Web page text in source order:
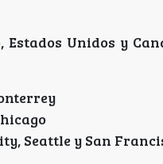
Unidos y
Seattle y San